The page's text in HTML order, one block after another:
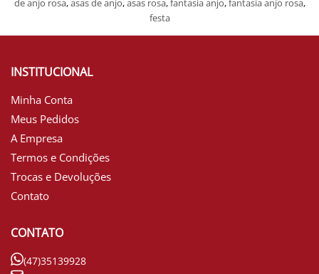
de anjo rosa,asas de anjo,asas rosa,fantasia anjo,fantasia anjo rosa,
festa
INSTITUCIONAL
Minha Conta
Meus Pedidos
A Empresa
Termos e Condições
Trocas e Devoluções
Contato
CONTATO
(47)35139928